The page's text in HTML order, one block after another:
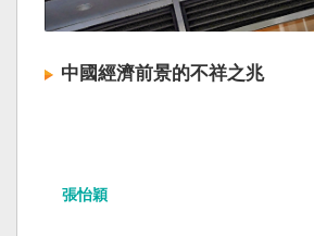
中國經濟前景的不祥之兆
張怡穎